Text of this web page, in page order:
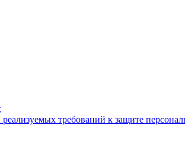
требований к защите